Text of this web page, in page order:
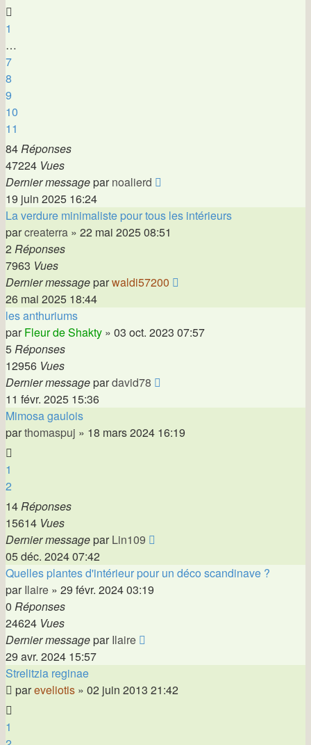
1
…
7
8
9
10
11
84Réponses
47224 Vues
Dernier messageparnoalierd
19 juin 2025 16:24
La verdure minimaliste pour tous les intérieurs
parcreaterra » 22 mai 2025 08:51
2 Réponses
7963 Vues
Dernier messageparwaldi57200
26 mai 2025 18:44
les anthuriums
parFleur de Shakty » 03 oct. 2023 07:57
5Réponses
12956 Vues
Dernier messagepardavid78
11 févr. 2025 15:36
Mimosa gaulois
parthomaspuj » 18 mars 2024 16:19
1
2
14Réponses
15614 Vues
Dernier messageparLin109
05 déc. 2024 07:42
Quelles plantes d'intérieur pour un déco scandinave ?
parIlaire » 29 févr. 2024 03:19
0 Réponses
24624 Vues
Dernier messageparIlaire
29 avr. 2024 15:57
Strelitzia reginae
pareveliotis » 02 juin 2013 21:42
1